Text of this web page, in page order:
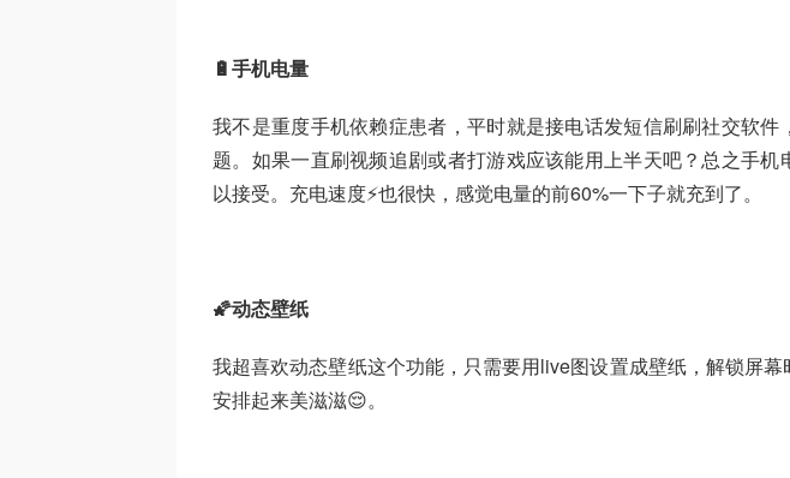
🔋手机电量
我不是重度手机依赖症患者，平时就是接电话发短信刷刷社交软件
题。如果一直刷视频追剧或者打游戏应该能用上半天吧？总之手机
以接受。充电速度⚡️也很快，感觉电量的前60%一下子就充到了。
🌠动态壁纸
我超喜欢动态壁纸这个功能，只需要用live图设置成壁纸，解锁屏
安排起来美滋滋😌。